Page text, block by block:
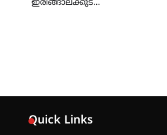
ഇരിങ്ങാലക്കുട…
Quick Links